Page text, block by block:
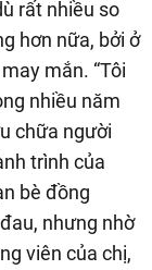
rất nhiều so
hơn nữa, bởi ở
mắn. “Tôi
nhiều năm
chữa người
trình của
bè đồng
nhưng nhờ
viên của chị,